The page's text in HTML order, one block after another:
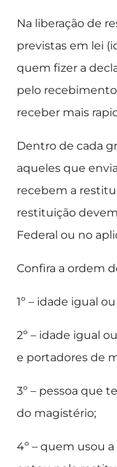
Na liberação de
previstas em lei
quem fizer a
pelo
receber mais
Dentro de cada
aqueles que
recebem a
restituição
Federal ou no
Confira a ordem
1º – idade igual
2º – idade igual
e portadores de
3º – pessoa que
do magistério;
4º – quem usou